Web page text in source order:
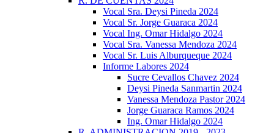
Vocal Sra. Deysi Pineda 2024
Vocal Sr. Jorge Guaraca 2024
Vocal Ing. Omar Hidalgo 2024
Vocal Sra. Vanessa Mendoza 2024
Vocal Sr. Luis Alburqueque 2024
Informe Labores 2024
Sucre Cevallos Chavez 2024
Deysi Pineda Sanmartin 2024
Vanessa Mendoza Pastor 2024
Jorge Guaraca Ramos 2024
Ing. Omar Hidalgo 2024